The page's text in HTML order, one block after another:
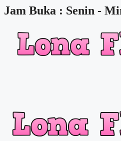
Jam Buka : Senin -